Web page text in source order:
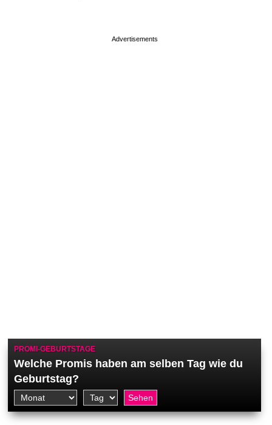
PROMI-GEBURTSTAGE
Welche Promis haben am selben Tag wie du
Geburtstag?